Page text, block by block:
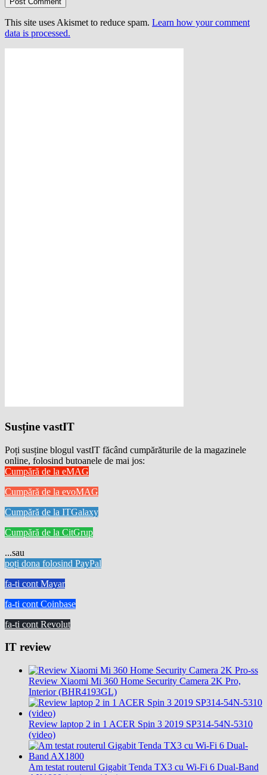
This site uses Akismet to reduce spam. Learn how your comment
data is processed.
Susține vastIT
Poți susține blogul vastIT făcând cumpărăturile de la magazinele
online, folosind butoanele de mai jos:
Cumpără de la eMAG
Cumpără de la evoMAG
Cumpără de la ITGalaxy
Cumpără de la CitGrup
...sau
poți dona folosind PayPal
fa-ti cont Mayar
fa-ti cont Coinbase
fa-ti cont Revolut
IT review
Review Xiaomi Mi 360 Home Security Camera 2K Pro,
Interior (BHR4193GL)
Review laptop 2 in 1 ACER Spin 3 2019 SP314-54N-5310
(video)
Am testat routerul Gigabit Tenda TX3 cu Wi-Fi 6 Dual-Band